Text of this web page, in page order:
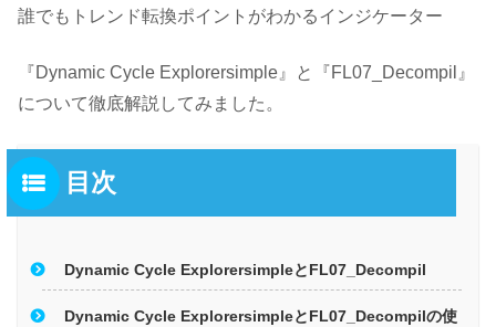
誰でもトレンド転換ポイントがわかるインジケーター
『Dynamic Cycle Explorersimple』と『FL07_Decompil』
について徹底解説してみました。
目次
Dynamic Cycle ExplorersimpleとFL07_Decompil
Dynamic Cycle ExplorersimpleとFL07_Decompilの使